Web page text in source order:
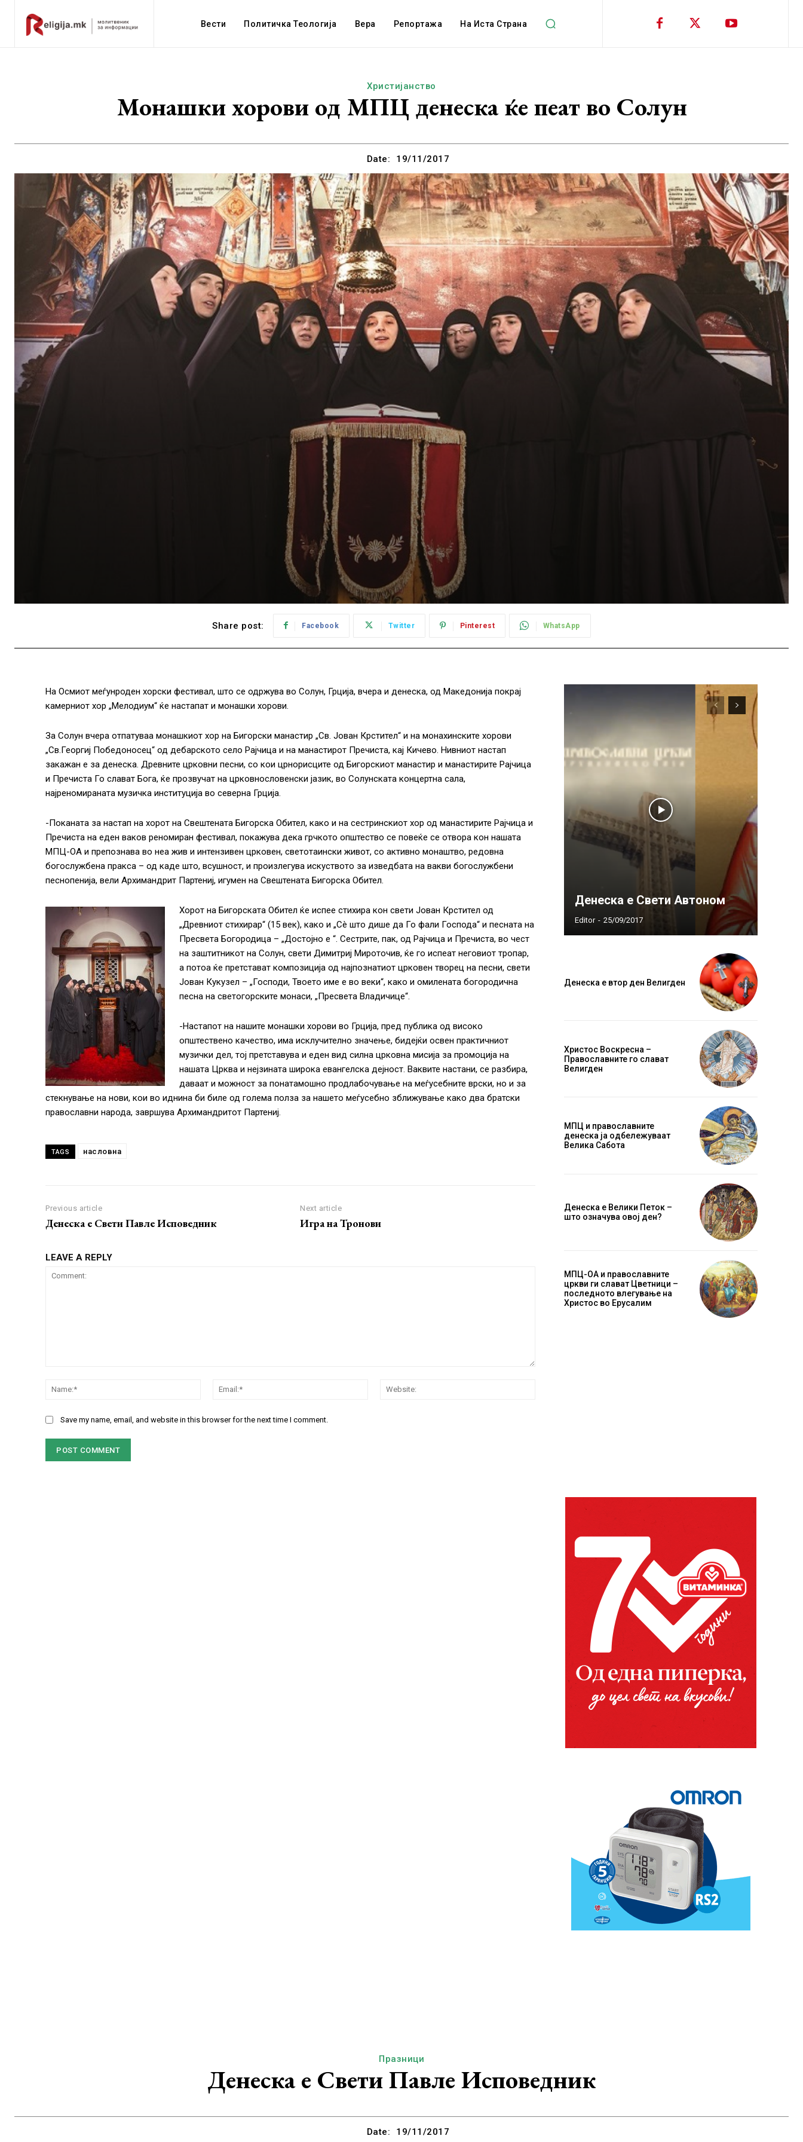
Вести Политичка Теологија Вера Репортажа На Иста Страна
Христијанство
Монашки хорови од МПЦ денеска ќе пеат во Солун
Date: 19/11/2017
Share post: Facebook Twitter Pinterest WhatsApp
На Осмиот меѓунроден хорски фестивал, што се одржува во Солун, Грција, вчера и денеска, од Македонија покрај
камерниот хор „Мелодиум“ ќе настапат и монашки хорови.
За Солун вчера отпатуваа монашкиот хор на Бигорски манастир „Св. Јован Крстител“ и на монахинските хорови
„Св.Георгиј Победоносец“ од дебарското село Рајчица и на манастирот Пречиста, кај Кичево. Нивниот настап
закажан е за денеска. Древните црковни песни, со кои црнорисците од Бигорскиот манастир и манастирите Рајчица
и Пречиста Го слават Бога, ќе прозвучат на црковнословенски јазик, во Солунската концертна сала,
најреномираната музичка институција во северна Грција.
-Поканата за настап на хорот на Свештената Бигорска Обител, како и на сестринскиот хор од манастирите Рајчица и
Пречиста на еден ваков реномиран фестивал, покажува дека грчкото општество се повеќе се отвора кон нашата
МПЦ-ОА и препознава во неа жив и интензивен црковен, светотаински живот, со активно монаштво, редовна
богослужбена пракса – од каде што, всушност, и произлегува искуството за изведбата на вакви богослужбени
песнопенија, вели Архимандрит Партениј, игумен на Свештената Бигорска Обител.
Хорот на Бигорската Обител ќе испее стихира кон свети Јован Крстител од
„Древниот стихирар“ (15 век), како и „Сè што дише да Го фали Господа“ и песната на
Пресвета Богородица – „Достојно е “. Сестрите, пак, од Рајчица и Пречиста, во чест
на заштитникот на Солун, свети Димитриј Мироточив, ќе го испеат неговиот тропар,
а потоа ќе претстават композиција од најпознатиот црковен творец на песни, свети
Јован Кукузел – „Господи, Твоето име е во веки“, како и омилената богородична
песна на светогорските монаси, „Пресвета Владичице“.
-Настапот на нашите монашки хорови во Грција, пред публика од високо
општествено качество, има исклучително значење, бидејќи освен практичниот
музички дел, тој претставува и еден вид силна црковна мисија за промоција на
нашата Црква и нејзината широка евангелска дејност. Ваквите настани, се разбира,
даваат и можност за понатамошно продлабочување на меѓусебните врски, но и за
стекнување на нови, кои во иднина би биле од голема полза за нашето меѓусебно зближување како два братски
православни народа, завршува Архимандритот Партениј.
TAGS насловна
Previous article
Денеска е Свети Павле Исповедник
Next article
Игра на Тронови
LEAVE A REPLY
Name:*
Email:*
Save my name, email, and website in this browser for the next time I comment.
Денеска е Свети Автоном
Editor - 25/09/2017
Денеска е втор ден Велигден
Христос Воскресна –
Православните го слават
Велигден
МПЦ и православните
денеска ја одбележуваат
Велика Сабота
Денеска е Велики Петок –
што означува овој ден?
МПЦ-ОА и православните
цркви ги слават Цветници –
последното влегување на
Христос во Ерусалим